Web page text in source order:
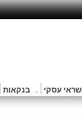
עסקי בנקאות